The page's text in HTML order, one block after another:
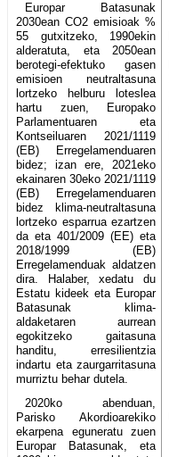
Europar Batasunak
2030ean CO2 emisioak %
55 gutxitzeko, 1990ekin
alderatuta, eta 2050ean
berotegi-efektuko gasen
emisioen neutraltasuna
lortzeko helburu loteslea
hartu zuen, Europako
Parlamentuaren eta
Kontseiluaren 2021/1119
(EB) Erregelamenduaren
bidez; izan ere, 2021eko
ekainaren 30eko 2021/1119
(EB) Erregelamenduaren
bidez klima-neutraltasuna
lortzeko esparrua ezartzen
da eta 401/2009 (EE) eta
2018/1999 (EB)
Erregelamenduak aldatzen
dira. Halaber, xedatu du
Estatu kideek eta Europar
Batasunak klima-
aldaketaren aurrean
egokitzeko gaitasuna
handitu, erresilientzia
indartu eta zaurgarritasuna
murriztu behar dutela.
2020ko abenduan,
Parisko Akordioarekiko
ekarpena eguneratu zuen
Europar Batasunak, eta